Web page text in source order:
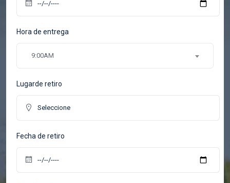
Hora de entrega
9:00AM
Lugarde retiro
Fecha de retiro